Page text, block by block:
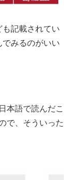
も記載されてい
でみるのがいい
本語で読んだこ
で、そういった